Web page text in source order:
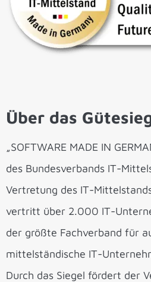
Über das
„SOFTWARE MADE IN
des Bundesverbands IT-
Vertretung des IT-
vertritt über 2.000 IT-
der größte Fachverband für
mittelständische IT-
Durch das Siegel fördert der